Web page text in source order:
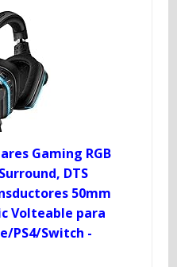
Gaming RGB
DTS
50mm
Volteable para
PS4/Switch -